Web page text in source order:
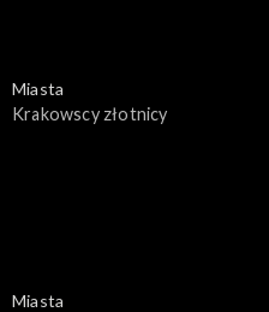
Miasta
Krakowscy złotnicy
Miasta